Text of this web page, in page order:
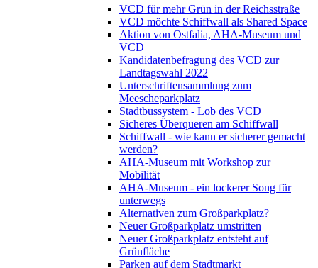
VCD für mehr Grün in der Reichsstraße
VCD möchte Schiffwall als Shared Space
Aktion von Ostfalia, AHA-Museum und
VCD
Kandidatenbefragung des VCD zur
Landtagswahl 2022
Unterschriftensammlung zum
Meescheparkplatz
Stadtbussystem - Lob des VCD
Sicheres Überqueren am Schiffwall
Schiffwall - wie kann er sicherer gemacht
werden?
AHA-Museum mit Workshop zur
Mobilität
AHA-Museum - ein lockerer Song für
unterwegs
Alternativen zum Großparkplatz?
Neuer Großparkplatz umstritten
Neuer Großparkplatz entsteht auf
Grünfläche
Parken auf dem Stadtmarkt